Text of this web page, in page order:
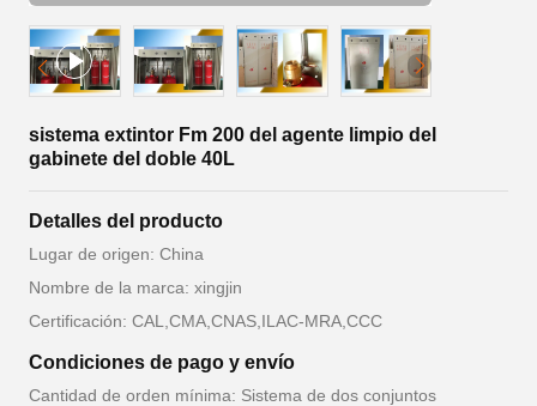
sistema extintor Fm 200 del agente limpio del
gabinete del doble 40L
Detalles del producto
Lugar de origen: China
Nombre de la marca: xingjin
Certificación: CAL,CMA,CNAS,ILAC-MRA,CCC
Condiciones de pago y envío
Cantidad de orden mínima: Sistema de dos conjuntos